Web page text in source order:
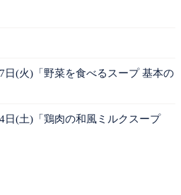
日(火)「野菜を食べるスープ 基本の
日(土)「鶏肉の和風ミルクスープ